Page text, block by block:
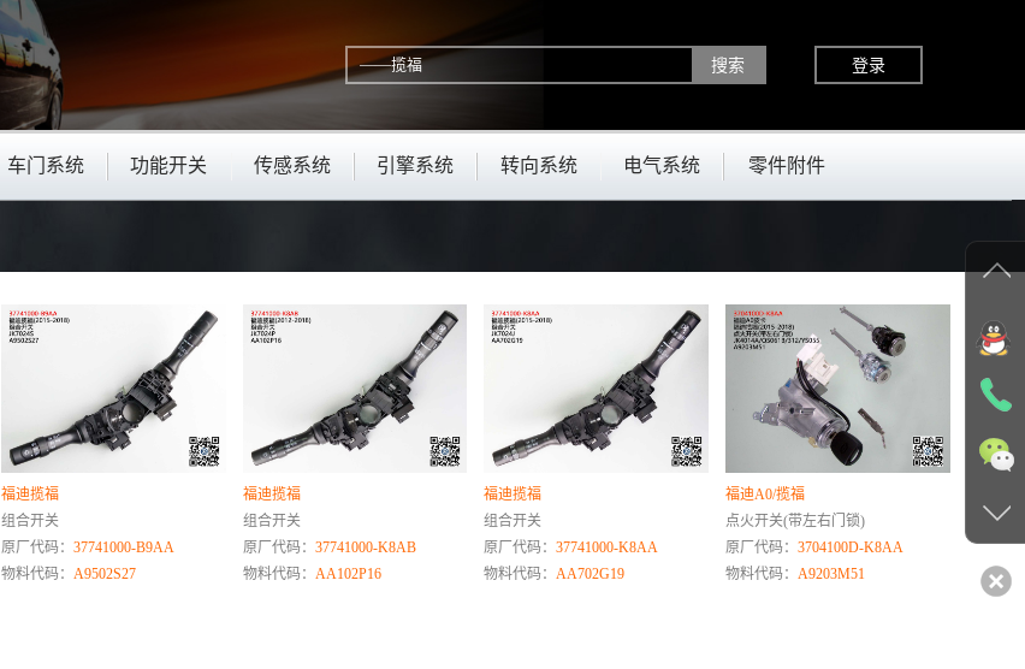
登录
车门系统 功能开关 传感系统 引擎系统 转向系统 电气系统 零件附件
福迪揽福
组合开关
原厂代码： 37741000-B9AA
物料代码： A9502S27
福迪揽福
组合开关
原厂代码： 37741000-K8AB
物料代码： AA102P16
福迪揽福
组合开关
原厂代码：37741000-K8AA
物料代码：AA702G19
福迪A0/揽福
点火开关(带左右门锁)
原厂代码：3704100D-K8AA
物料代码：A9203M51